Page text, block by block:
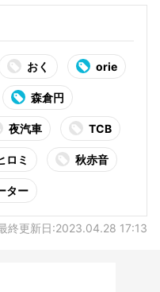
おく orie
森倉円
夜汽車 TCB
ロミ 秋赤音
ター
終更新日:2023.04.28 17:13